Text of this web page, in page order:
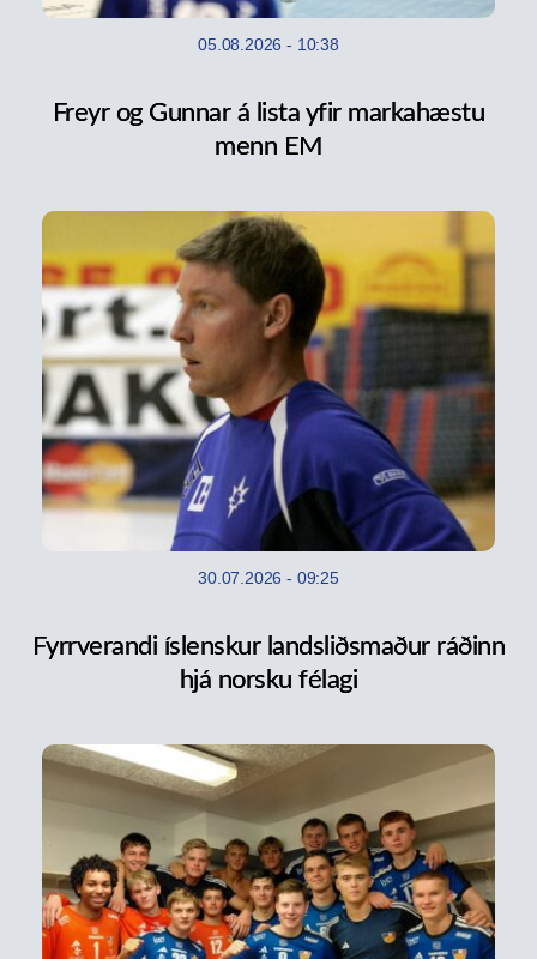
05.08.2026 - 10:38
Freyr og Gunnar á lista yfir markahæstu
menn EM
30.07.2026 - 09:25
Fyrrverandi íslenskur landsliðsmaður ráðinn
hjá norsku félagi